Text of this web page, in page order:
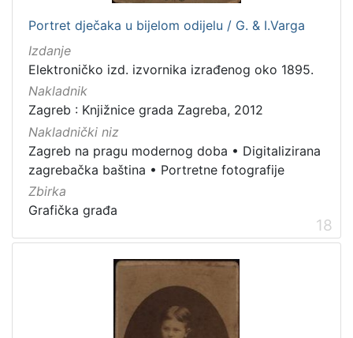
Portret dječaka u bijelom odijelu / G. & I.Varga
Izdanje
Elektroničko izd. izvornika izrađenog oko 1895.
Nakladnik
Zagreb : Knjižnice grada Zagreba, 2012
Nakladnički niz
Zagreb na pragu modernog doba • Digitalizirana
zagrebačka baština • Portretne fotografije
Zbirka
Grafička građa
18